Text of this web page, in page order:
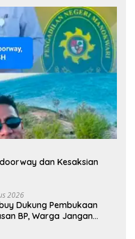
dan Kesaksian
2026
Dukung Pembukaan
BP, Warga Jangan